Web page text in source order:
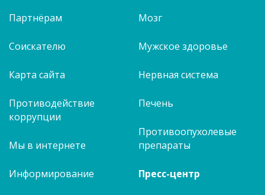
Партнёрам
Соискателю
Карта сайта
Противодействие
коррупции
Мы в интернете
Информирование
Мозг
Мужское здоровье
Нервная система
Печень
Противоопухолевые
препараты
Пресс-центр